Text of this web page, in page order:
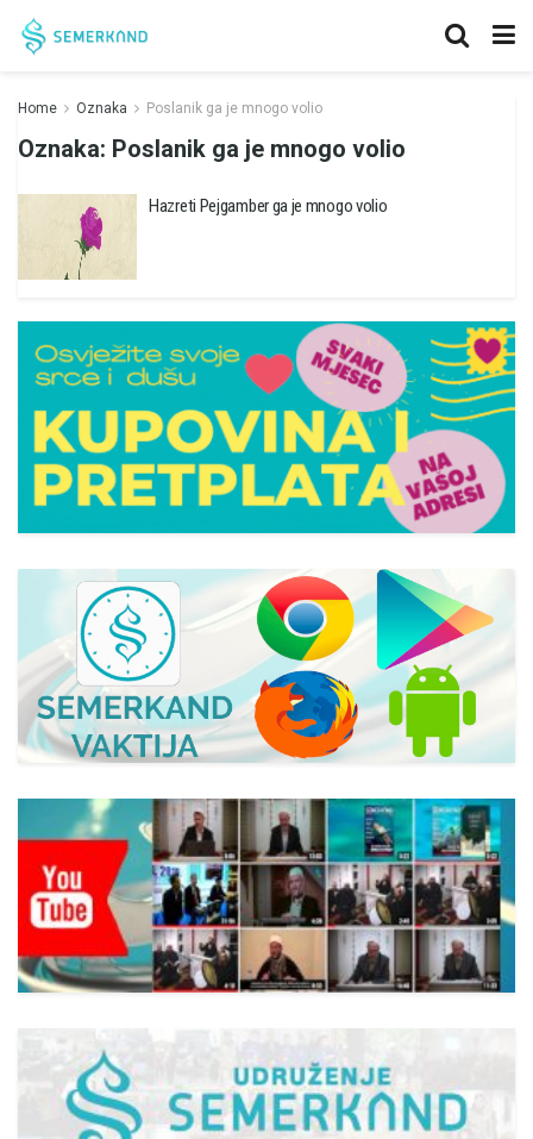
Home Oznaka Poslanik ga je mnogo volio
Oznaka: Poslanik ga je mnogo volio
Hazreti Pejgamber ga je mnogo volio